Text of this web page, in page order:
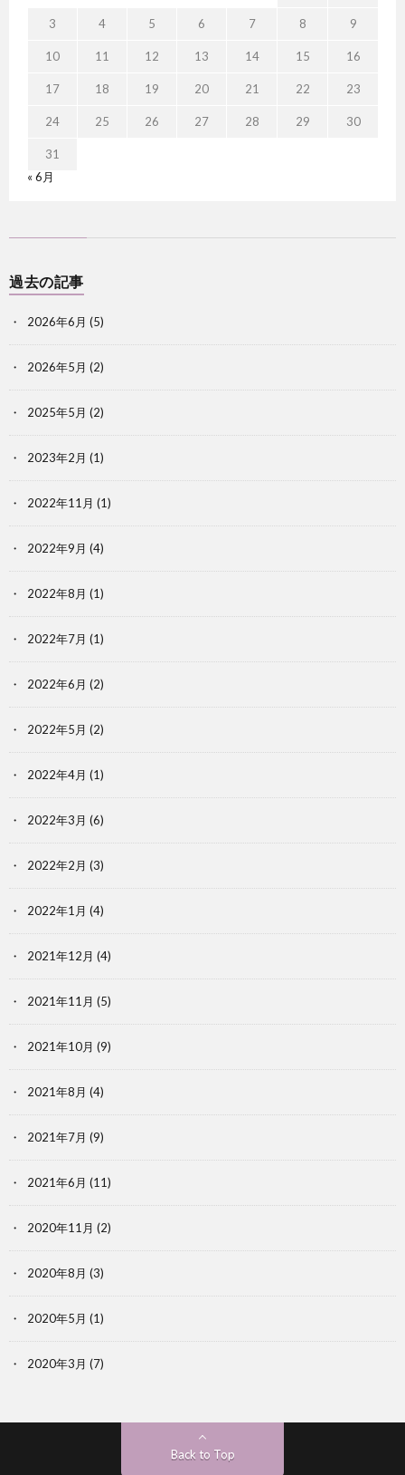
3 4 5 6 7 8 9
10 11 12 13 14 15 16
17 18 19 20 21 22 23
24 25 26 27 28 29 30
31
« 6月
過去の記事
2026年6月 (5)
2026年5月 (2)
2025年5月 (2)
2023年2月 (1)
2022年11月 (1)
2022年9月 (4)
2022年8月 (1)
2022年7月 (1)
2022年6月 (2)
2022年5月 (2)
2022年4月 (1)
2022年3月 (6)
2022年2月 (3)
2022年1月 (4)
2021年12月 (4)
2021年11月 (5)
2021年10月 (9)
2021年8月 (4)
2021年7月 (9)
2021年6月 (11)
2020年11月 (2)
2020年8月 (3)
2020年5月 (1)
2020年3月 (7)
Back to Top